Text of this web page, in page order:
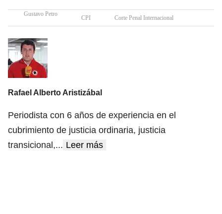
Gustavo Petro
CPI Corte Penal Internacional
Rafael Alberto Aristizábal
Periodista con 6 años de experiencia en el
cubrimiento de justicia ordinaria, justicia
transicional,... Leer más